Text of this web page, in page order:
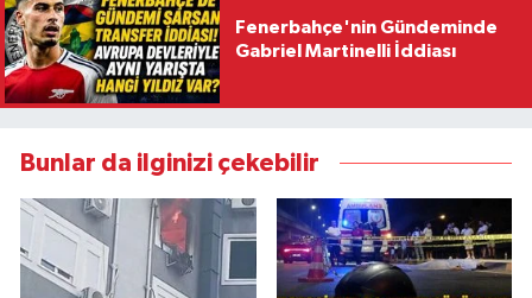
Fenerbahçe'nin Gündeminde
Gabriel Martinelli İddiası
Bunlar da ilginizi çekebilir